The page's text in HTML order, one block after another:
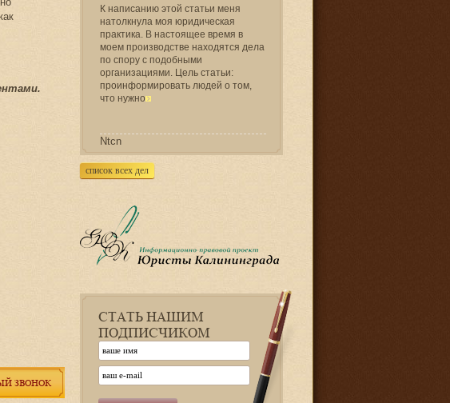
ЗВОНОК
К написанию этой статьи меня
натолкнула моя юридическая
практика. В настоящее время в
моем производстве находятся дела
по спору с подобными
организациями. Цель статьи:
проинформировать людей о том,
что нужно
Ntcn
список всех дел
СТАТЬ НАШИМ
ПОДПИСЧИКОМ